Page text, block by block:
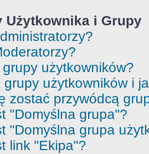
Użytkownika i Grupy
użytkowników?
użytkowników i
zostać przywódcą
"Domyślna grupa"?
"Domyślna grupa
link "Ekipa"?